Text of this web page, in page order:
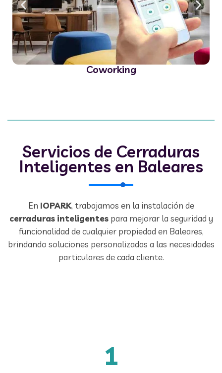
Coworking
Servicios de Cerraduras
Inteligentes en Baleares
En IOPARK, trabajamos en la instalación de
cerraduras inteligentespara mejorar la seguridad y
funcionalidad de cualquier propiedad en Baleares,
brindando soluciones personalizadas a las necesidades
particulares de cada cliente.
1